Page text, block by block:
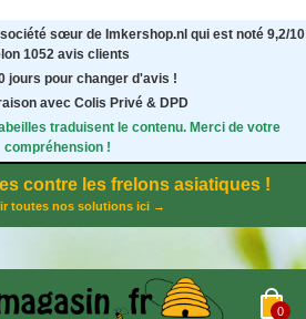
sœur de Imkershop.nl qui est noté 9,2/10
1052 avis clients
jours pour changer d'avis !
avec Colis Privé & DPD
traduisent le contenu. Merci de votre
compréhension !
contre les frelons asiatiques !
toutes nos solutions ici →
0